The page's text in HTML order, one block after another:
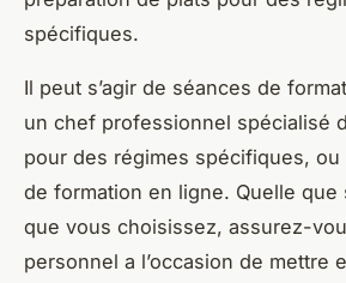
spécifiques.
Il peut s’agir de séances de
un chef professionnel spécialisé
pour des régimes spécifiques,
de formation en ligne. Quelle que
que vous choisissez, assurez-
personnel a l’occasion de mettre